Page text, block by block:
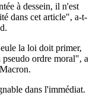
à dessein, il n'est
dans cet article", a-t-
la loi doit primer,
pseudo ordre moral", a
dans l'immédiat.